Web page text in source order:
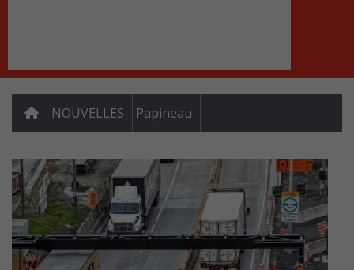
NOUVELLES Papineau